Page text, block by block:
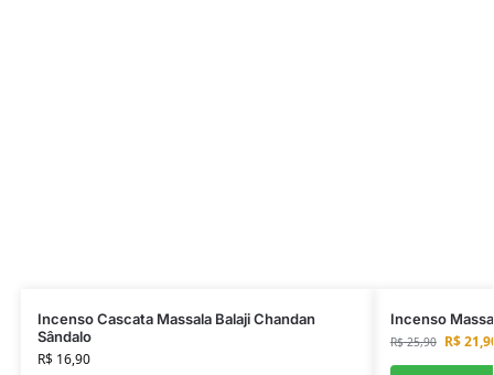
Incenso Cascata Massala Balaji Chandan
Sândalo
R$16,90
Incenso
R$25,90 R$